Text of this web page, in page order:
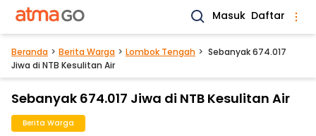
Masuk Daftar
Beranda Berita Warga Lombok Tengah
Sebanyak 674.017
Jiwa di NTB Kesulitan Air
Sebanyak 674.017 Jiwa di NTB Kesulitan Air
Berita Warga